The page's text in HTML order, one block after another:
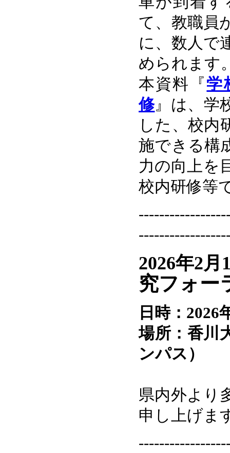
て、教職員
に、数人で
められます
本資料『学
修』は、学
した、校内
施できる構
力の向上を
校内研修等
2026年2月
究フォー
日時：2026
場所：香川
ンパス）
県内外より
申し上げま